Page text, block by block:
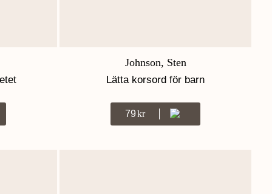
Johnson, Sten
Lätta korsord för barn
79Kr